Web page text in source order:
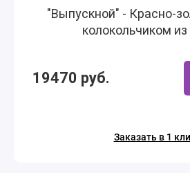
"Выпускной" - Красно-
колокольчиком
19470 руб.
Заказать в 1